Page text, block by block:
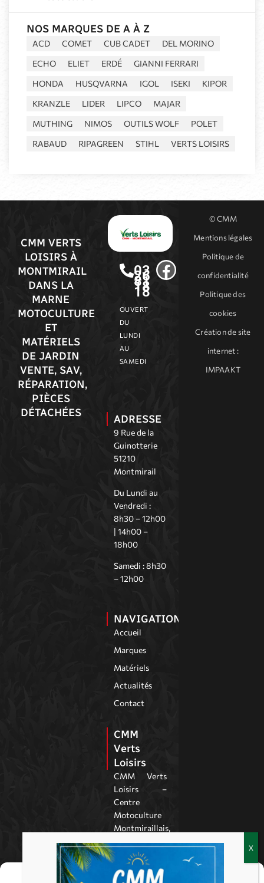
Gérer le consentement
NOS MARQUES DE A À Z
ACD COMET CUB CADET
DEL MORINO
ECHO
ELIET ERDÉ
GIANNI FERRARI
HONDA
HUSQVARNA IGOL ISEKI
KIPOR
KRANZLE
LIDER LIPCO
MAJAR
MUTHING
NIMOS OUTILS WOLF
POLET
RABAUD
RIPAGREEN STIHL VERTS LOISIRS
CMM VERTS
LOISIRS À
MONTMIRAIL
DANS LA
MARNE
MOTOCULTURE
ET
MATÉRIELS
DE JARDIN
VENTE, SAV,
RÉPARATION,
PIÈCES
DÉTACHÉES
03
26
81
18
18
OUVERT
DU
LUNDI
AU
SAMEDI
ADRESSE
9 Rue de la
Guinotterie
51210
Montmirail
Du Lundi au
Vendredi :
8h30 – 12h00
| 14h00 –
18h00
Samedi : 8h30
– 12h00
NAVIGATION
Accueil
Marques
Matériels
Actualités
Contact
CMM
Verts
Loisirs
CMM Verts
Loisirs –
Centre
Motoculture
Montmiraillais,
à Montmirail
dans la Marne,
est spécialisé
dans la vente,
© CMM
Mentions légales
Politique de
confidentialité
Politique des
cookies
Création de site
internet:
IMPAAKT